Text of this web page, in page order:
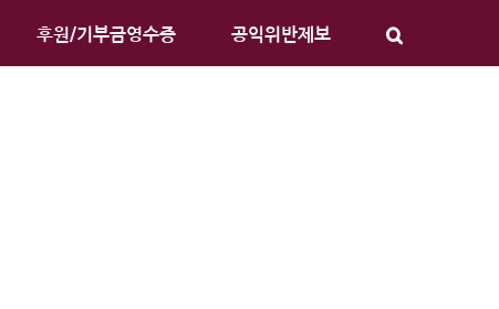
후원/기부금영수증 공익위반제보